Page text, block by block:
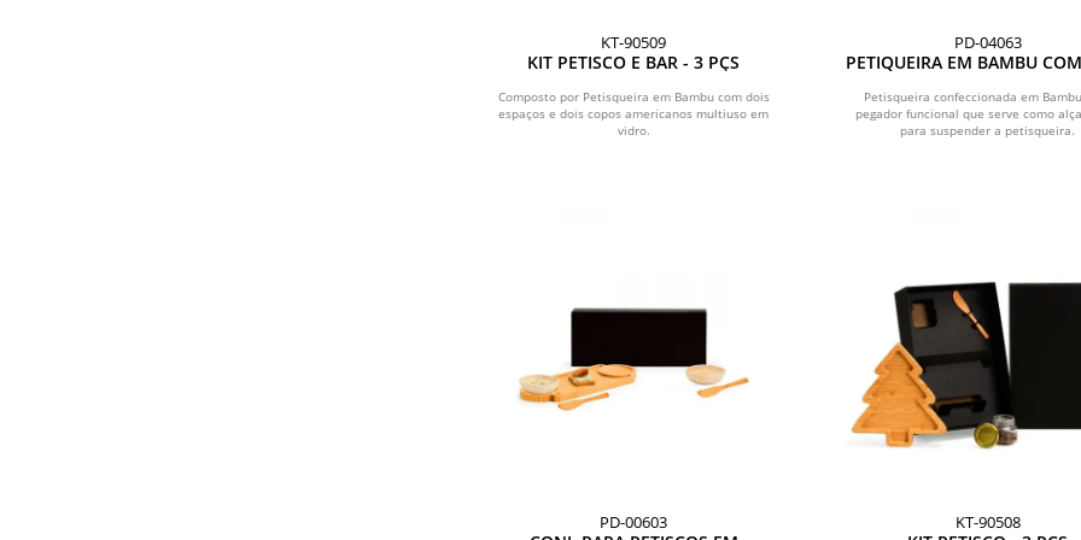
KT-90509
KIT PETISCO E BAR - 3 PÇS
Composto por Petisqueira em Bambu com dois
espaços e dois copos americanos multiuso em
vidro.
PD-04063
PETIQUEIRA EM BAMBU COM
Petisqueira confeccionada em
pegador funcional que serve como
para suspender a petisqueira.
PD-00603 KT-90508